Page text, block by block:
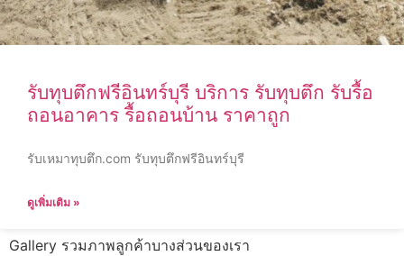
รับทุบตึกฟรีอินทร์บุรี บริการ รับทุบตึก รับรื้อ
ถอนอาคาร รื้อถอนบ้าน ราคาถูก
รับเหมาทุบตึก.com รับทุบตึกฟรีอินทร์บุรี
ดูเพิ่มเติม »
Gallery รวมภาพลูกค้าบางส่วนของเรา